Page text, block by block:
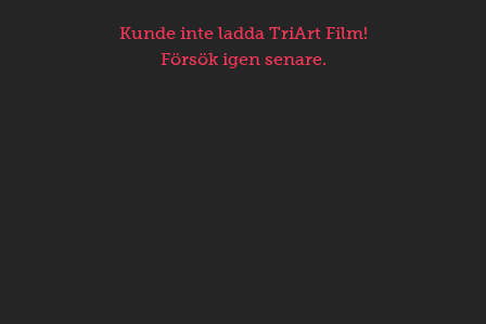
Kunde inte ladda TriArt Film!
Försök igen senare.